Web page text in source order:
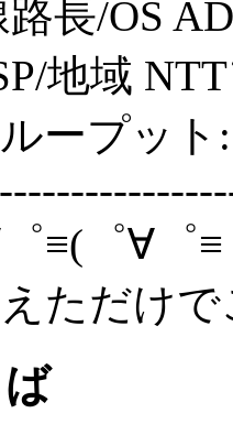
長/OS
地域
ープット
≡(゜∀゜
ただけ